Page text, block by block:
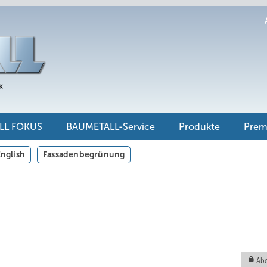
FOKUS BAUMETALL-Service Produkte
Fassadenbegrünung